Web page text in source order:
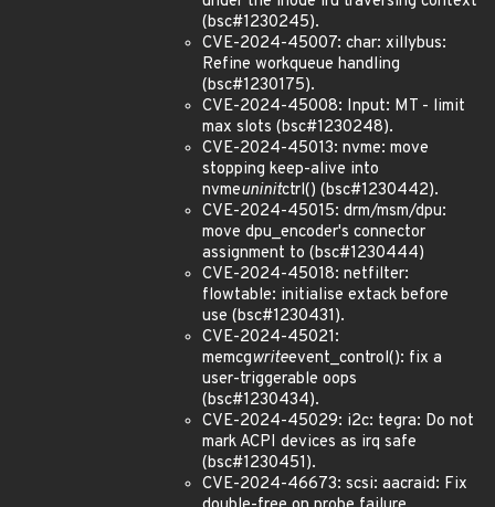
(bsc#1230245).
CVE-2024-45007: char: xillybus:
Refine workqueue handling
(bsc#1230175).
CVE-2024-45008: Input: MT - limit
max slots (bsc#1230248).
CVE-2024-45013: nvme: move
stopping keep-alive into
nvmeuninitctrl() (bsc#1230442).
CVE-2024-45015: drm/msm/dpu:
move dpu_encoder's connector
assignment to (bsc#1230444)
CVE-2024-45018: netfilter:
flowtable: initialise extack before
use (bsc#1230431).
CVE-2024-45021:
memcgwriteevent_control(): fix a
user-triggerable oops
(bsc#1230434).
CVE-2024-45029: i2c: tegra: Do not
mark ACPI devices as irq safe
(bsc#1230451).
CVE-2024-46673: scsi: aacraid: Fix